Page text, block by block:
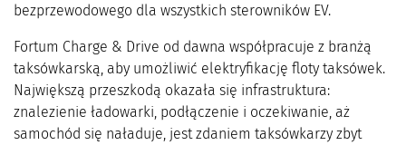
bezprzewodowego dla wszystkich sterowników EV.
Fortum Charge & Drive od dawna współpracuje z branżą
taksówkarską, aby umożliwić elektryfikację floty taksówek.
Największą przeszkodą okazała się infrastruktura:
znalezienie ładowarki, podłączenie i oczekiwanie, aż
samochód się naładuje, jest zdaniem taksówkarzy zbyt